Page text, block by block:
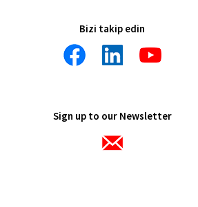
Bizi takip edin
Sign up to our Newsletter